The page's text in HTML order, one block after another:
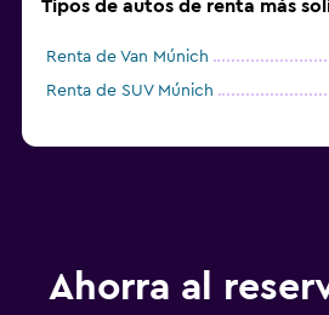
Tipos de autos de renta más
Renta de Van Múnich
Renta de SUV Múnich
Ahorra al